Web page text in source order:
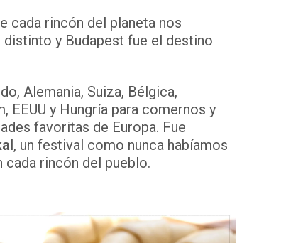
cada rincón del planeta nos
distinto y Budapest fue el destino
Alemania, Suiza, Bélgica,
EEUU y Hungría para comernos y
favoritas de Europa. Fue
, un festival como nunca habíamos
rincón del pueblo.